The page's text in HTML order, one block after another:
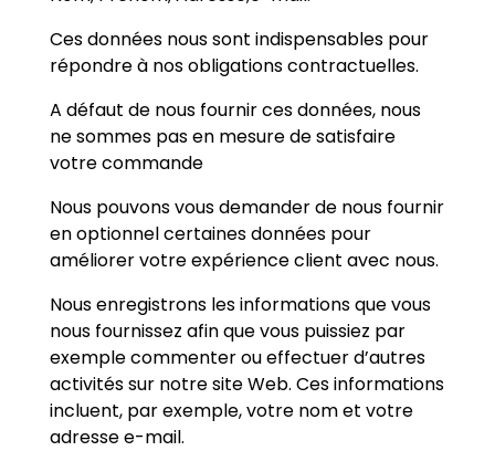
Ces données nous sont indispensables pour
répondre à nos obligations contractuelles.
A défaut de nous fournir ces données, nous
ne sommes pas en mesure de satisfaire
votre commande
Nous pouvons vous demander de nous fournir
en optionnel certaines données pour
améliorer votre expérience client avec nous.
Nous enregistrons les informations que vous
nous fournissez afin que vous puissiez par
exemple commenter ou effectuer d’autres
activités sur notre site Web. Ces informations
incluent, par exemple, votre nom et votre
adresse e-mail.